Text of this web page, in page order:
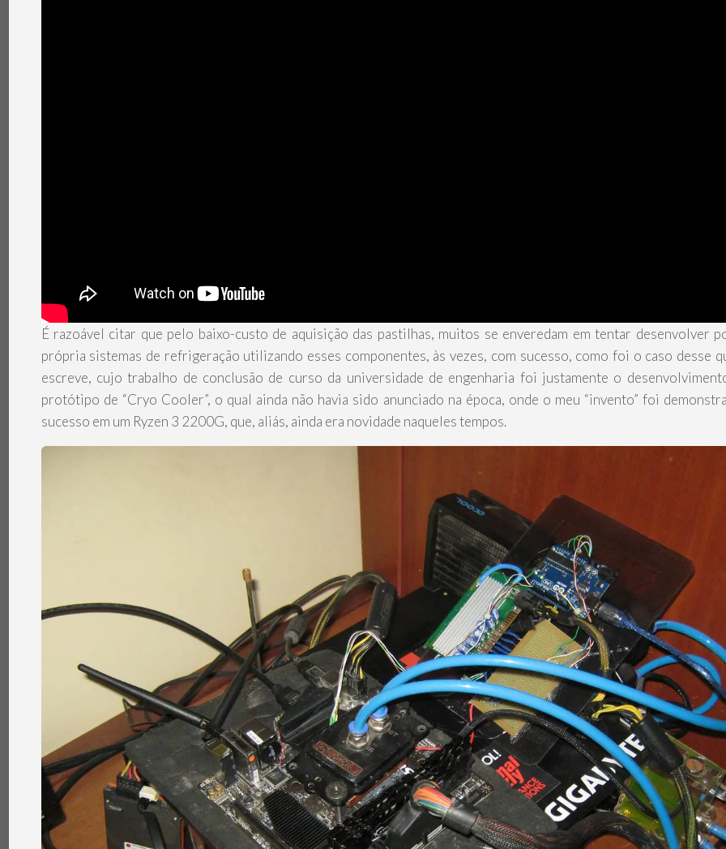
É razoável citar que pelo baixo-custo de aquisição das pastilhas, muitos se enveredam em tentar desenvolver
própria sistemas de refrigeração utilizando esses componentes, às vezes, com sucesso, como foi o caso desse
escreve, cujo trabalho de conclusão de curso da universidade de engenharia foi justamente o
protótipo de “Cryo Cooler”, o qual ainda não havia sido anunciado na época, onde o meu “invento” foi
sucesso em um Ryzen 3 2200G, que, aliás, ainda era novidade naqueles tempos.